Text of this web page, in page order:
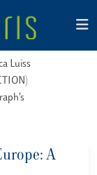
Luiss
A